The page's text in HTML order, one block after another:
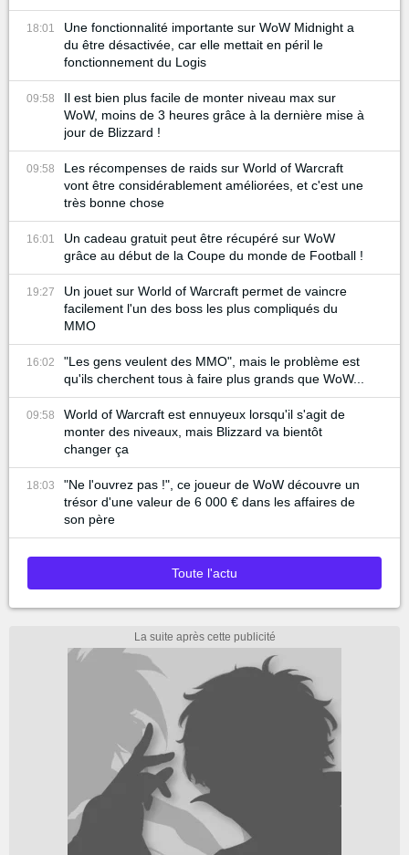
18:01
Une fonctionnalité importante sur WoW Midnight a
du être désactivée, car elle mettait en péril le
fonctionnement du Logis
09:58
Il est bien plus facile de monter niveau max sur
WoW, moins de 3 heures grâce à la dernière mise à
jour de Blizzard !
09:58
Les récompenses de raids sur World of Warcraft
vont être considérablement améliorées, et c'est une
très bonne chose
16:01
Un cadeau gratuit peut être récupéré sur WoW
grâce au début de la Coupe du monde de Football !
19:27
Un jouet sur World of Warcraft permet de vaincre
facilement l'un des boss les plus compliqués du
MMO
16:02
"Les gens veulent des MMO", mais le problème est
qu'ils cherchent tous à faire plus grands que WoW...
09:58
World of Warcraft est ennuyeux lorsqu'il s'agit de
monter des niveaux, mais Blizzard va bientôt
changer ça
18:03
"Ne l'ouvrez pas !", ce joueur de WoW découvre un
trésor d'une valeur de 6 000 € dans les affaires de
son père
Toute l'actu